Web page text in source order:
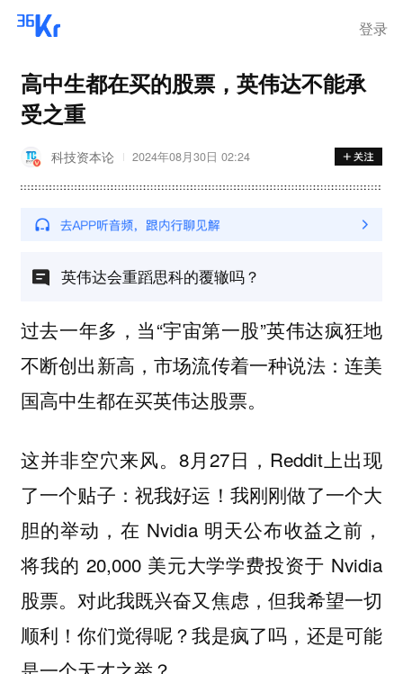
登录
高中生都在买的股票，英伟达不能承
受之重
科技资本论 2024年08月30日 02:24
英伟达会重蹈思科的覆辙吗？
过去一年多，当“宇宙第一股”英伟达疯狂地
不断创出新高，市场流传着一种说法： 连美
国高中生都在买英伟达股票。
这并非空穴来风。8月27日，Reddit上出现
了一个贴子：祝我好运！我刚刚做了一个大
胆的举动，在 Nvidia 明天公布收益之前，
将我的 20,000 美元大学学费投资于 Nvidia
股票。对此我既兴奋又焦虑，但我希望一切
顺利！你们觉得呢？我是疯了吗，还是可能